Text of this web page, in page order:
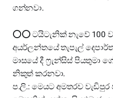
ගන්නවා.
⭕⭕ ටයිටැනික් නැවේ 100
අයර්ලන්තයේ තැපැල්
මාසයේ දී ෆ්‍රැන්සිස් පියතුමා
නිකුත් කරනවා.
ප.ලි.: මෙයට අමතරව වැඩිපුර